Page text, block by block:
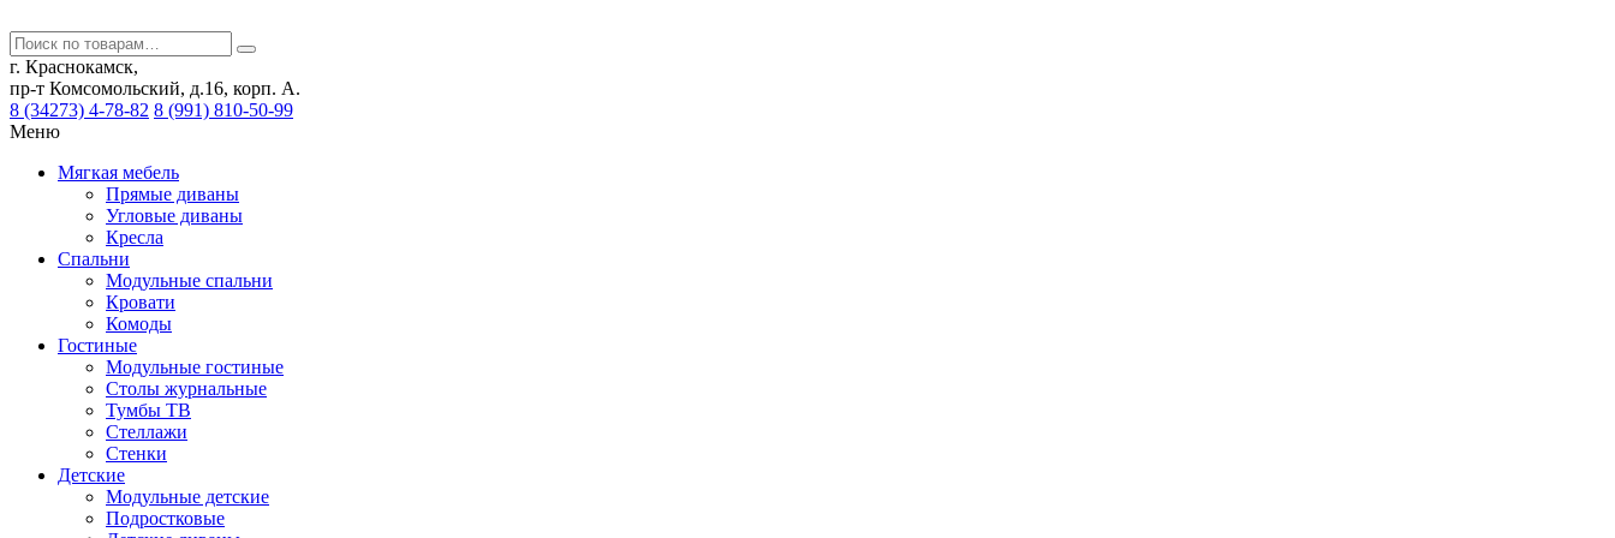
г. Краснокамск,
пр-т Комсомольский, д.16, корп. А.
8 (34273) 4-78-82 8 (991) 810-50-99
Меню
Мягкая мебель
Прямые диваны
Угловые диваны
Кресла
Спальни
Модульные спальни
Кровати
Комоды
Гостиные
Модульные гостиные
Столы журнальные
Тумбы ТВ
Стеллажи
Стенки
Детские
Модульные детские
Подростковые